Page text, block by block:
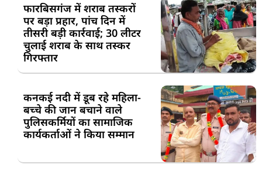
फारबिसगंज में शराब तस्करों
पर बड़ा प्रहार, पांच दिन में
तीसरी बड़ी कार्रवाई; 30 लीटर
चुलाई शराब के साथ तस्कर
गिरफ्तार
कनकई नदी में डूब रहे महिला-
बच्चे की जान बचाने वाले
पुलिसकर्मियों का सामाजिक
कार्यकर्ताओं ने किया सम्मान